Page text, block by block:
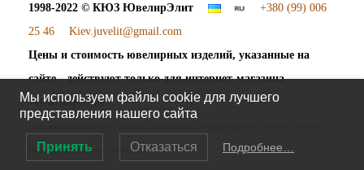
1998-2022 © КЮЗ ЮвелирЭлит
+380 (99) 006
25 46
Kiev.juvelit@gmail.com
Цены и стоимость ювелирных изделий, указанные на
сайте - действуют только для интернет-магазина
"ЮвелирЭлит".
во все города и сёла Украины
Мы используем файлы cookie для лучшего
представления нашего сайта
Принять Отказаться Подробнее…